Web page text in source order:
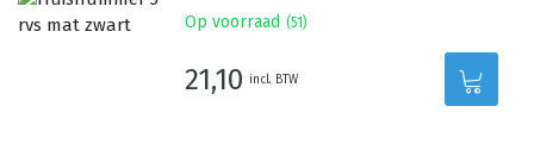
Op voorraad (51 )
21,10 incl. BTW